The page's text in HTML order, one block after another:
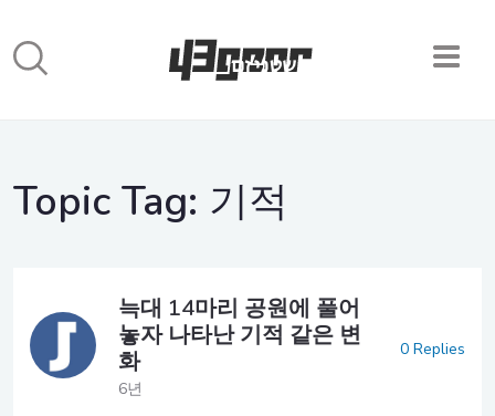
Topic Tag: 기적
늑대 14마리 공원에 풀어
놓자 나타난 기적 같은 변
화
6년
0 Replies